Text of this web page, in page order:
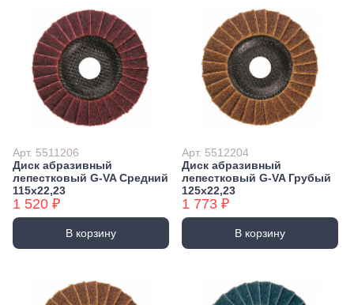
Арт. 5511206
Диск абразивный
лепестковый G-VA Средний
115х22,23
1 520 ₽
В корзину
Арт. 5512204
Диск абразивный
лепестковый G-VA Грубый
125х22,23
1 773 ₽
В корзину